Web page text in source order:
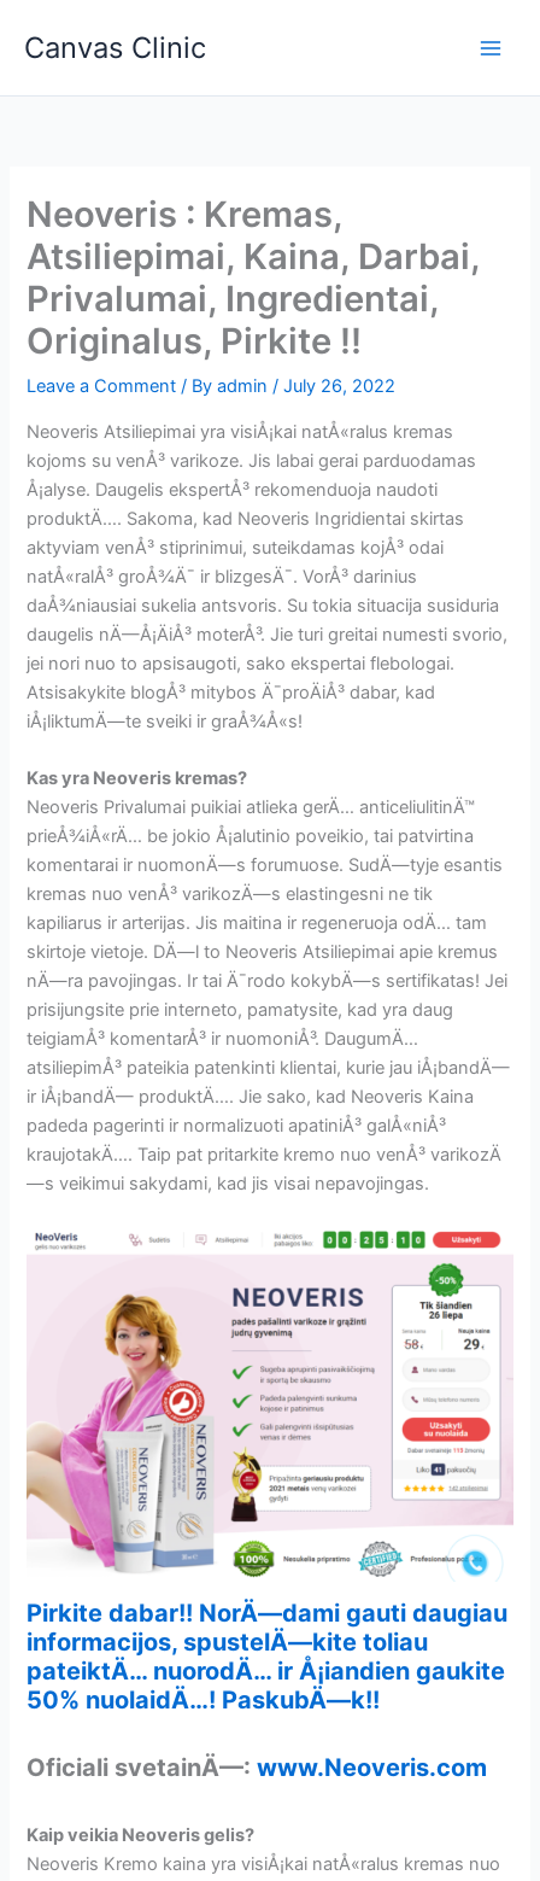
Canvas Clinic
Neoveris : Kremas,
Atsiliepimai, Kaina, Darbai,
Privalumai, Ingredientai,
Originalus, Pirkite !!
Leave a Comment / Byadmin/July 26, 2022
Neoveris Atsiliepimai yra visiÅ¡kai natÅ«ralus kremas
kojoms su venÅ³ varikoze. Jis labai gerai parduodamas
Å¡alyse. Daugelis ekspertÅ³ rekomenduoja naudoti
produktÄ…. Sakoma, kad Neoveris Ingridientai skirtas
aktyviam venÅ³ stiprinimui, suteikdamas kojÅ³ odai
natÅ«ralÅ³ groÅ¾Ä¯ ir blizgesÄ¯. VorÅ³ darinius
daÅ¾niausiai sukelia antsvoris. Su tokia situacija susiduria
daugelis nÄ—Å¡ÄiÅ³ moterÅ³. Jie turi greitai numesti svorio,
jei nori nuo to apsisaugoti, sako ekspertai flebologai.
Atsisakykite blogÅ³ mitybos Ä¯proÄiÅ³ dabar, kad
iÅ¡liktumÄ—te sveiki ir graÅ¾Å«s!
Kas yra Neoveris kremas?
Neoveris Privalumai puikiai atlieka gerÄ… anticeliulitinÄ™
prieÅ¾iÅ«rÄ… be jokio Å¡alutinio poveikio, tai patvirtina
komentarai ir nuomonÄ—s forumuose. SudÄ—tyje esantis
kremas nuo venÅ³ varikozÄ—s elastingesni ne tik
kapiliarus ir arterijas. Jis maitina ir regeneruoja odÄ… tam
skirtoje vietoje. DÄ—l to Neoveris Atsiliepimai apie kremus
nÄ—ra pavojingas. Ir tai Ä¯rodo kokybÄ—s sertifikatas! Jei
prisijungsite prie interneto, pamatysite, kad yra daug
teigiamÅ³ komentarÅ³ ir nuomoniÅ³. DaugumÄ…
atsiliepimÅ³ pateikia patenkinti klientai, kurie jau iÅ¡bandÄ—
ir iÅ¡bandÄ— produktÄ…. Jie sako, kad Neoveris Kaina
padeda pagerinti ir normalizuoti apatiniÅ³ galÅ«niÅ³
kraujotakÄ…. Taip pat pritarkite kremo nuo venÅ³ varikozÄ
—s veikimui sakydami, kad jis visai nepavojingas.
Pirkite dabar!! NorÄ—dami gauti daugiau
informacijos, spustelÄ—kite toliau
pateiktÄ… nuorodÄ… ir Å¡iandien gaukite
50% nuolaidÄ…! PaskubÄ—k!!
Oficiali svetainÄ—:www.Neoveris.com
Kaip veikia Neoveris gelis?
Neoveris Kremo kaina yra visiÅ¡kai natÅ«ralus kremas nuo